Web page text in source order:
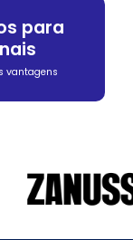
para
vantagens